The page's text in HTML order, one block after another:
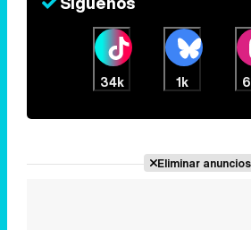
34k 1k
Eliminar anuncios